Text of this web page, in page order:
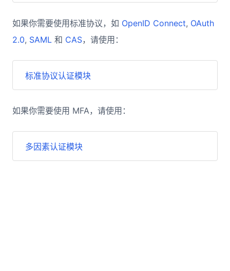
如果你需要使用标准协议，如 OpenID Connect, OAuth
2.0, SAML 和 CAS，请使用：
标准协议认证模块
如果你需要使用 MFA，请使用：
多因素认证模块